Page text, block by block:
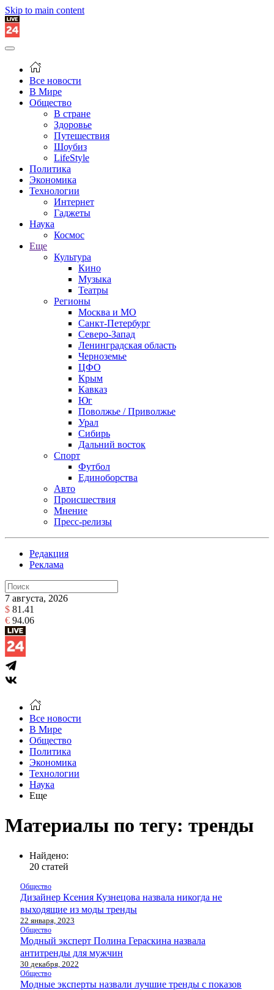
Skip to main content
Все новости
В Мире
Общество
В стране
Здоровье
Путешествия
Шоубиз
LifeStyle
Политика
Экономика
Технологии
Интернет
Гаджеты
Наука
Космос
Еще
Культура
Кино
Музыка
Театры
Регионы
Москва и МО
Санкт-Петербург
Северо-Запад
Ленинградская область
Черноземье
ЦФО
Крым
Кавказ
Юг
Поволжье / Приволжье
Урал
Сибирь
Дальний восток
Спорт
Футбол
Единоборства
Авто
Происшествия
Мнение
Пресс-релизы
Редакция
Реклама
7 августа, 2026
$ 81.41
€ 94.06
Все новости
В Мире
Общество
Политика
Экономика
Технологии
Наука
Еще
Материалы по тегу: тренды
Найдено:
20 статей
Общество
Дизайнер Ксения Кузнецова назвала никогда не
выходящие из моды тренды
22 января, 2023
Общество
Модный эксперт Полина Гераскина назвала
антитренды для мужчин
30 декабря, 2022
Общество
Модные эксперты назвали лучшие тренды с показов